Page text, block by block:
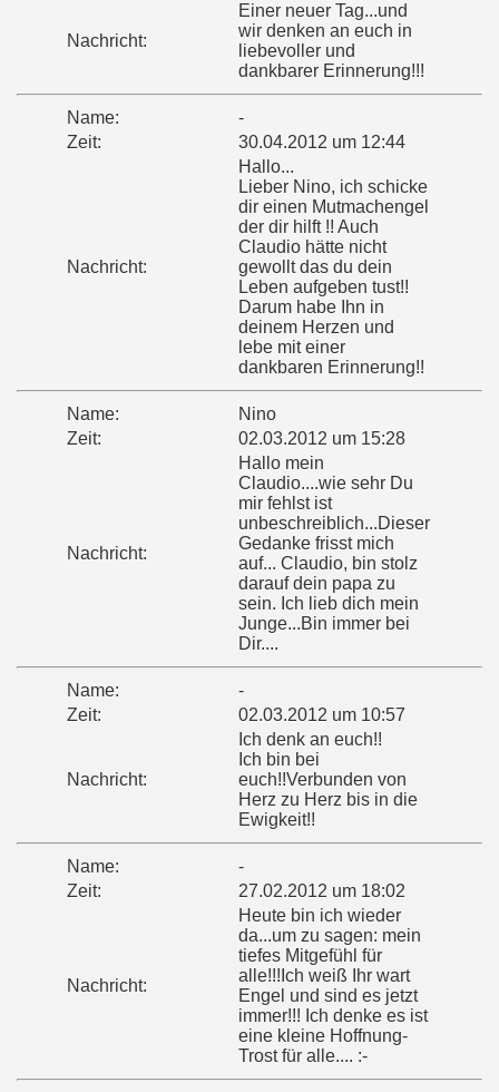
Nachricht:
Einer neuer Tag...und
wir denken an euch in
liebevoller und
dankbarer Erinnerung!!!
Name:
-
Zeit:
30.04.2012 um 12:44
Nachricht:
Hallo...
Lieber Nino, ich schicke
dir einen Mutmachengel
der dir hilft !! Auch
Claudio hätte nicht
gewollt das du dein
Leben aufgeben tust!!
Darum habe Ihn in
deinem Herzen und
lebe mit einer
dankbaren Erinnerung!!
Name:
Nino
Zeit:
02.03.2012 um 15:28
Nachricht:
Hallo mein
Claudio....wie sehr Du
mir fehlst ist
unbeschreiblich...Dieser
Gedanke frisst mich
auf... Claudio, bin stolz
darauf dein papa zu
sein. Ich lieb dich mein
Junge...Bin immer bei
Dir....
Name:
-
Zeit:
02.03.2012 um 10:57
Nachricht:
Ich denk an euch!!
Ich bin bei
euch!!Verbunden von
Herz zu Herz bis in die
Ewigkeit!!
Name:
-
Zeit:
27.02.2012 um 18:02
Nachricht:
Heute bin ich wieder
da...um zu sagen: mein
tiefes Mitgefühl für
alle!!!Ich weiß Ihr wart
Engel und sind es jetzt
immer!!! Ich denke es ist
eine kleine Hoffnung-
Trost für alle.... :-